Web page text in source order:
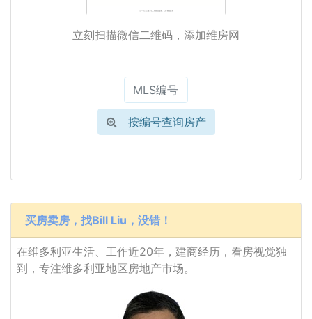
立刻扫描微信二维码，添加维房网
按编号查询房产
买房卖房，找Bill Liu，没错！
在维多利亚生活、工作近20年，建商经历，看房视觉独
到，专注维多利亚地区房地产市场。